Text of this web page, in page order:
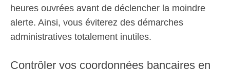
heures ouvrées avant de déclencher la moindre
alerte. Ainsi, vous éviterez des démarches
administratives totalement inutiles.
Contrôler vos coordonnées bancaires en